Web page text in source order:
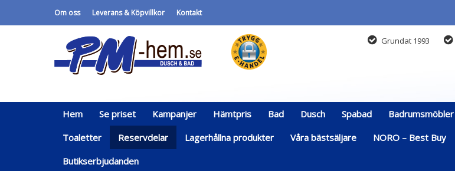
Om oss Leverans & Köpvillkor Kontakt
Grundat 1993
Hem Se priset Kampanjer Hämtpris Bad Dusch Spabad Badrumsmöbler
Toaletter
Reservdelar Lagerhållna produkter Våra bästsäljare NORO – Best Buy
Butikserbjudanden